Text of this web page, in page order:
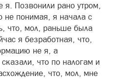
я. Позвонили рано утром,
не понимая, я начала с
что, мол, раньше была
я безработная, что,
не я, а
что по налогам и
что, мол, мне